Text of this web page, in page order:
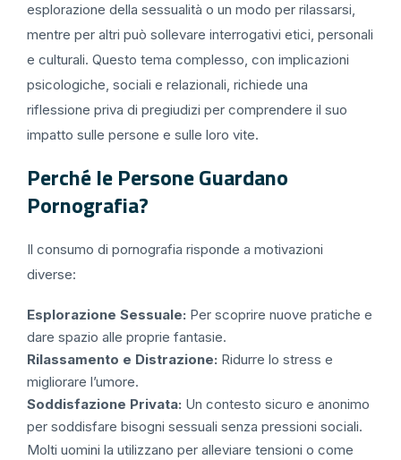
esplorazione della sessualità o un modo per rilassarsi,
mentre per altri può sollevare interrogativi etici, personali
e culturali. Questo tema complesso, con implicazioni
psicologiche, sociali e relazionali, richiede una
riflessione priva di pregiudizi per comprendere il suo
impatto sulle persone e sulle loro vite.
Perché le Persone Guardano
Pornografia?
Il consumo di pornografia risponde a motivazioni
diverse:
Esplorazione Sessuale: Per scoprire nuove pratiche e
dare spazio alle proprie fantasie.
Rilassamento e Distrazione: Ridurre lo stress e
migliorare l’umore.
Soddisfazione Privata: Un contesto sicuro e anonimo
per soddisfare bisogni sessuali senza pressioni sociali.
Molti uomini la utilizzano per alleviare tensioni o come